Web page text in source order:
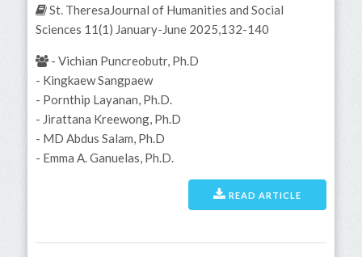
St. TheresaJournal of Humanities and Social
Sciences 11(1) January-June 2025,132-140
- Vichian Puncreobutr, Ph.D
- Kingkaew Sangpaew
- Pornthip Layanan, Ph.D.
- Jirattana Kreewong, Ph.D
- MD Abdus Salam, Ph.D
- Emma A. Ganuelas, Ph.D.
READ ARTICLE